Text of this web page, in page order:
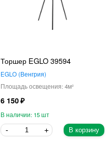
Торшер EGLO 39594
EGLO Венгрия
4
6 150
15
В корзину